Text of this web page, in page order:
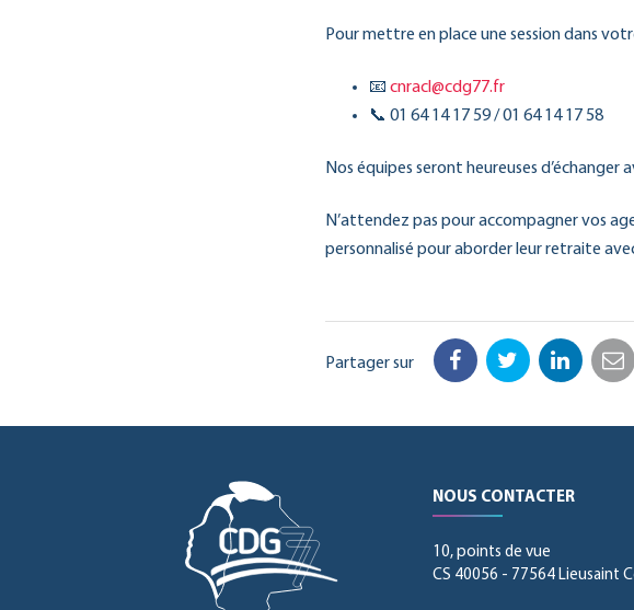
Pour mettre en place une session dans
📧 cnracl@cdg77.fr
📞 01 64 14 17 59 / 01 64 14 17 58
Nos équipes seront heureuses d’échanger
N’attendez pas pour accompagner vos
personnalisé pour aborder leur retraite
Partager sur Facebook
TwitterLinkedIn
NOUS CONTACTER
10, points de vue
CS 40056 - 77564 Lieusaint